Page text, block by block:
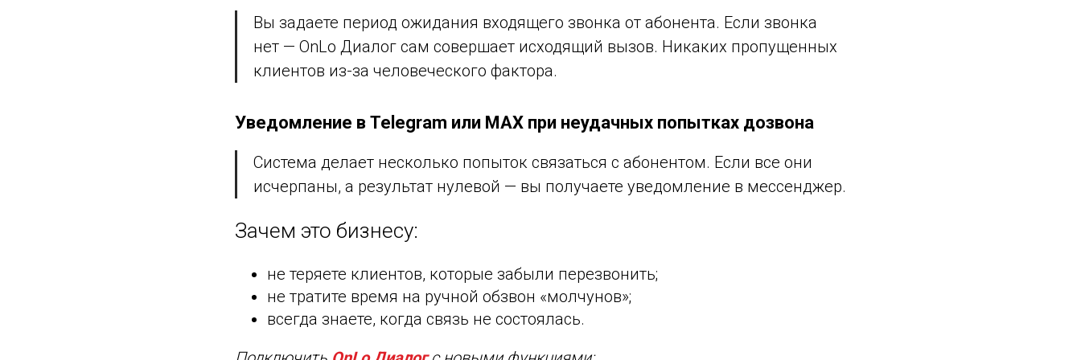
Вы задаете период ожидания входящего звонка от абонента. Если звонка
нет — OnLo Диалог сам совершает исходящий вызов. Никаких пропущенных
клиентов из-за человеческого фактора.
Уведомление в Telegram или MAX при неудачных попытках дозвона
Система делает несколько попыток связаться с абонентом. Если все они
исчерпаны, а результат нулевой — вы получаете уведомление в мессенджер.
Зачем это бизнесу:
не теряете клиентов, которые забыли перезвонить;
не тратите время на ручной обзвон «молчунов»;
всегда знаете, когда связь не состоялась.